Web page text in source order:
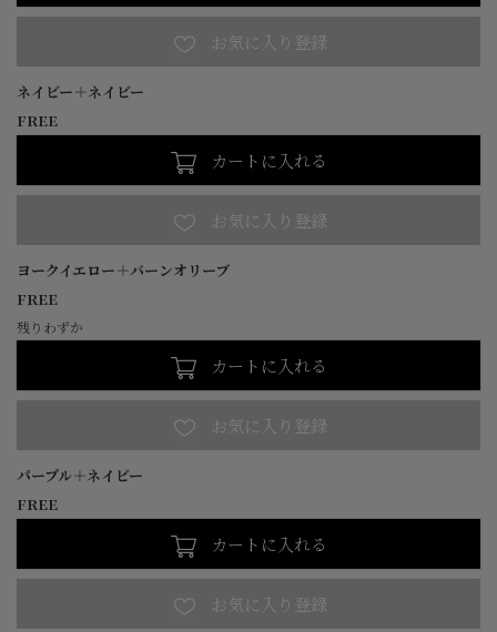
ネイビー＋ネイビー
FREE
カートに入れる
ヨークイエロー＋バーンオリーブ
FREE
残りわずか
カートに入れる
パープル＋ネイビー
FREE
カートに入れる